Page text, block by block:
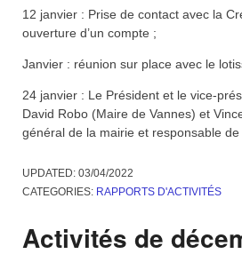
12 janvier : Prise de contact avec la
ouverture d’un compte ;
Janvier : réunion sur place avec le
24 janvier : Le Président et le vice-
David Robo (Maire de Vannes) et
général de la mairie et responsable de
UPDATED: 03/04/2022
CATEGORIES: RAPPORTS D'ACTIVITÉS
Activités de